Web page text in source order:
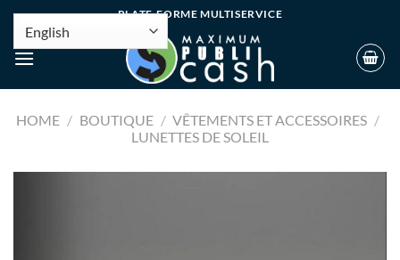
PLATE-FORME MULTISERVICE
HOME / BOUTIQUE / VÊTEMENTS ET ACCESSOIRES /
LUNETTES DE SOLEIL